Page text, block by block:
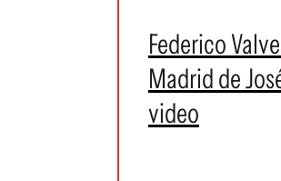
Federico
Madrid de
video